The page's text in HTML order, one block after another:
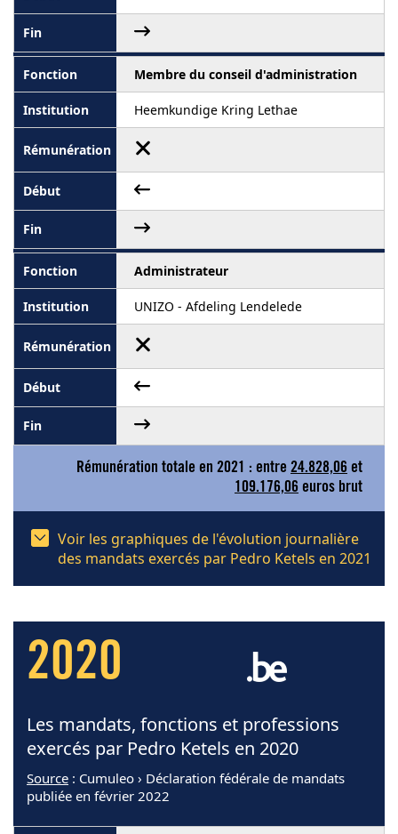
Membre du conseil d'administration
Heemkundige Kring Lethae
Administrateur
UNIZO - Afdeling Lendelede
Rémunération totale en 2021 : entre 24.828,06 et
109.176,06 euros brut
Voir les graphiques de l'évolution journalière
des mandats exercés par Pedro Ketels en 2021
2020
Les mandats, fonctions et professions
exercés par Pedro Ketels en 2020
Source : Cumuleo › Déclaration fédérale de mandats
publiée en février 2022